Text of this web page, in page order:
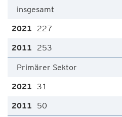
insgesamt
227
253
Primärer Sektor
31
50